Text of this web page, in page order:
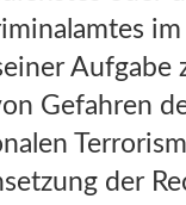
im
Aufgabe
Gefahren
der